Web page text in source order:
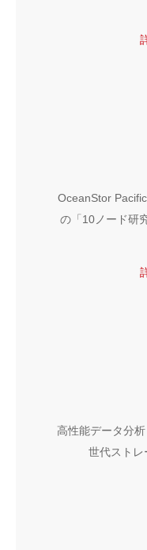
OceanStor
の「10ノード研
高性能データ分
世代ストレ